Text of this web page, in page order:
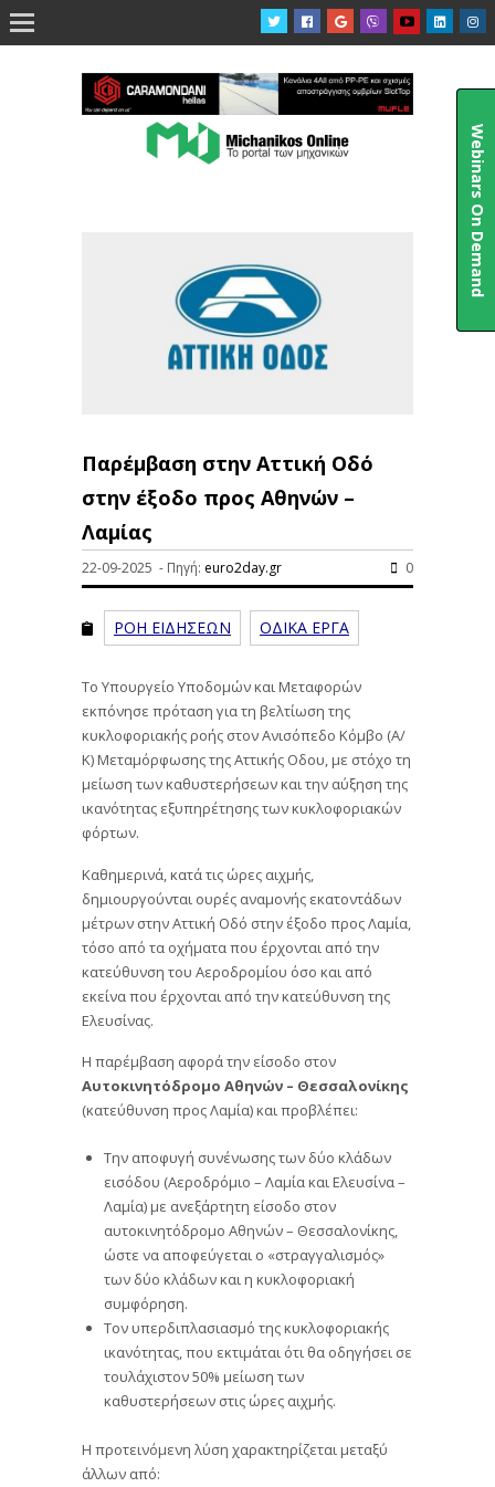

Παρέμβαση στην Αττική Οδό
στην έξοδο προς Αθηνών –
Λαμίας
22-09-2025 - Πηγή: euro2day.gr 0
ΡΟΗ ΕΙΔΗΣΕΩΝ ΟΔΙΚΑ ΕΡΓΑ
Το Υπουργείο Υποδομών και Μεταφορών
εκπόνησε πρόταση για τη βελτίωση της
κυκλοφοριακής ροής στον Ανισόπεδο Κόμβο (Α/
Κ) Μεταμόρφωσης της Αττικής Οδου, με στόχο τη
μείωση των καθυστερήσεων και την αύξηση της
ικανότητας εξυπηρέτησης των κυκλοφοριακών
φόρτων.
Καθημερινά, κατά τις ώρες αιχμής,
δημιουργούνται ουρές αναμονής εκατοντάδων
μέτρων στην Αττική Οδό στην έξοδο προς Λαμία,
τόσο από τα οχήματα που έρχονται από την
κατεύθυνση του Αεροδρομίου όσο και από
εκείνα που έρχονται από την κατεύθυνση της
Ελευσίνας.
Η παρέμβαση αφορά την είσοδο στον
Αυτοκινητόδρομο Αθηνών – Θεσσαλονίκης
(κατεύθυνση προς Λαμία) και προβλέπει:
Την αποφυγή συνένωσης των δύο κλάδων
εισόδου (Αεροδρόμιο – Λαμία και Ελευσίνα –
Λαμία) με ανεξάρτητη είσοδο στον
αυτοκινητόδρομο Αθηνών – Θεσσαλονίκης,
ώστε να αποφεύγεται ο «στραγγαλισμός»
των δύο κλάδων και η κυκλοφοριακή
συμφόρηση.
Τον υπερδιπλασιασμό της κυκλοφοριακής
ικανότητας, που εκτιμάται ότι θα οδηγήσει σε
τουλάχιστον 50% μείωση των
καθυστερήσεων στις ώρες αιχμής.
Η προτεινόμενη λύση χαρακτηρίζεται μεταξύ
άλλων από:
Webinars On Demand